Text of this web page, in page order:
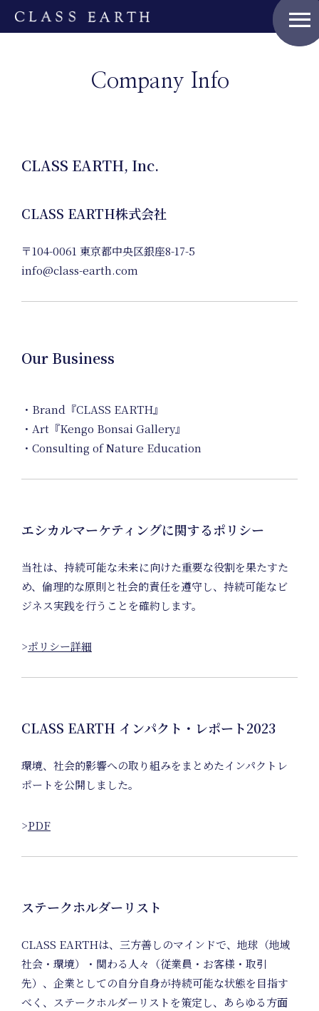
menu
Home
Nature
Company Info
CLASS EARTH, Inc.
CLASS EARTH株式会社
〒104-0061 東京都中央区銀座8-17-5
info@class-earth.com
Our Business
・Brand『CLASS EARTH』
・Art『Kengo Bonsai Gallery』
・Consulting of Nature Education
エシカルマーケティングに関するポリシー
当社は、持続可能な未来に向けた重要な役割を果たすた
め、倫理的な原則と社会的責任を遵守し、持続可能なビ
ジネス実践を行うことを確約します。
>ポリシー詳細
CLASS EARTH インパクト・レポート2023
環境、社会的影響への取り組みをまとめたインパクトレ
ポートを公開しました。
>PDF
ステークホルダーリスト
CLASS EARTHは、三方善しのマインドで、地球（地域
社会・環境）・関わる人々（従業員・お客様・取引
先）、企業としての自分自身が持続可能な状態を目指す
べく、ステークホルダーリストを策定し、あらゆる方面